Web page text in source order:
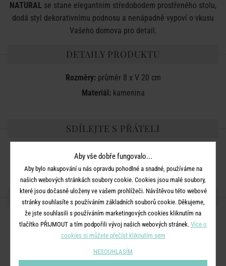
NATURAL se stane elegantním středobodem prostřeného stolu,
dodá styl dekorativnímu podnosu a nenápadně vypoví o vkusu
Vašeho domova pro detail.
DETAILY PRODUKTU
Rozměry:průměr 8 x V 20 cm
Materiál:kamenina
SDÍLEJTE S PŘÁTELI
DALŠÍ PRODUKTY ZE SÉRIE
-50%
Aby vše dobře fungovalo...
Aby bylo nakupování u nás opravdu pohodlné a snadné, používáme na
našich webových stránkách soubory cookie. Cookies jsou malé soubory,
které jsou dočasně uloženy ve vašem prohlížeči. Návštěvou této webové
stránky souhlasíte s používáním základních souborů cookie. Děkujeme,
že jste souhlasili s používáním marketingových cookies kliknutím na
tlačítko PŘIJMOUT a tím podpořili vývoj našich webových stránek. Více o
cookies si můžete přečíst kliknutím sem
NESOUHLASÍM